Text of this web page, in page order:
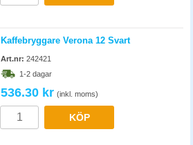
Kaffebryggare Verona 12 Svart
Art.nr: 242421
1-2 dagar
536.30 kr (inkl. moms)
KÖP